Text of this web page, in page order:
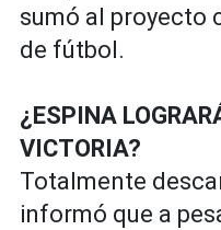
sumó al proyecto
de fútbol.
¿ESPINA
VICTORIA?
Totalmente
informó que a